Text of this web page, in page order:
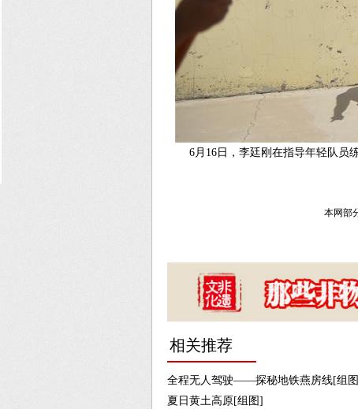
6月16日，李廷刚在指导年轻队员练
本网部
相关推荐
全程无人驾驶——探秘地铁燕房线[组
夏日黄土高原[组图]